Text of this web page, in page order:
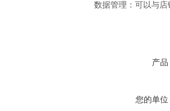
数据管理：可以与
产品
您的单位